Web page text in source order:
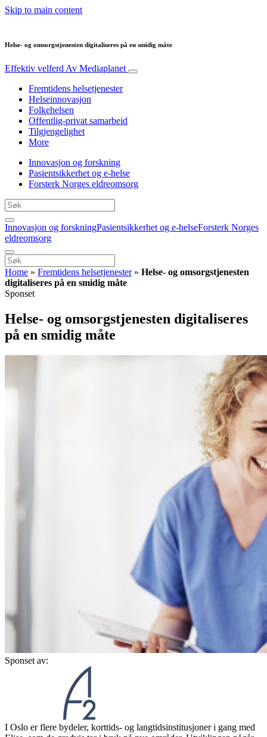
Skip to main content
Helse- og omsorgstjenesten digitaliseres på en smidig måte
Effektiv velferd Av Mediaplanet
Fremtidens helsetjenester
Helseinnovasjon
Folkehelsen
Offentlig-privat samarbeid
Tilgjengelighet
More
Innovasjon og forskning
Pasientsikkerhet og e-helse
Forsterk Norges eldreomsorg
Innovasjon og forskningPasientsikkerhet og e-helseForsterk Norges
eldreomsorg
Home » Fremtidens helsetjenester» Helse- og omsorgstjenesten
digitaliseres på en smidig måte
Sponset
Helse- og omsorgstjenesten digitaliseres
på en smidig måte
Sponset av:
I Oslo er flere bydeler, korttids- og langtidsinstitusjoner i gang med